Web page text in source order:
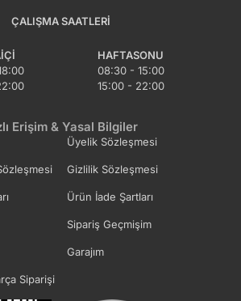
ÇALIŞMA SAATLERI
HAFTASONU
08:30 - 15:00
15:00 - 22:00
Erişim & Yasal Bilgiler
Üyelik Sözleşmesi
Gizlilik Sözleşmesi
Ürün İade Şartları
Sipariş Geçmişim
Garajım
Siparişi